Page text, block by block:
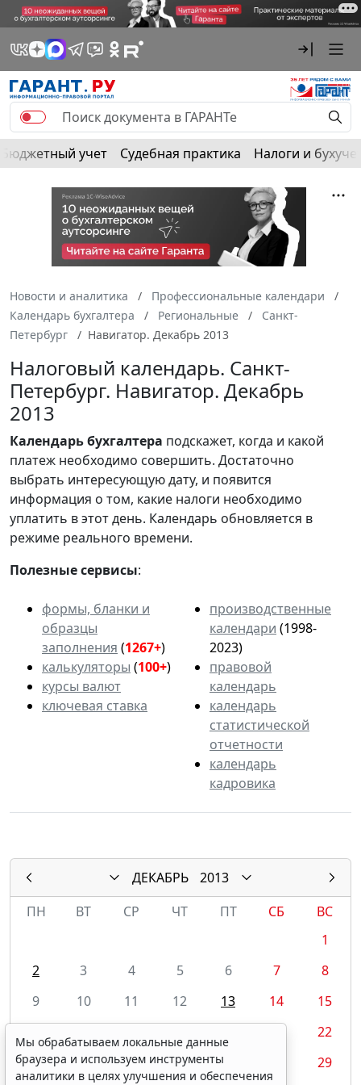
Бюджетный учет Судебная практика Налоги и
Новости и аналитика
Профессиональные календари
Календарь бухгалтера
Региональные
Санкт-
Петербург
Навигатор. Декабрь 2013
Налоговый календарь. Санкт-
Петербург. Навигатор. Декабрь
2013
Календарьбухгалтера подскажет, когда и какой
платеж необходимо совершить. Достаточно
выбрать интересующую дату, и появится
информация о том, какие налоги необходимо
уплатить в этот день. Календарь обновляется в
режиме реального времени.
Полезные сервисы:
формы, бланки и
образцы
заполнения (1267+)
калькуляторы (100+)
курсы валют
ключевая ставка
производственные
календари (1998-
2023)
правовой
календарь
календарь
статистической
отчетности
календарь
кадровика
ДЕКАБРЬ
2013
ПН
ВТ СР ЧТ ПТ СБ
ВС
1
2
3 4 5 6 7
8
9
10 11 12 13 14
15
22
23
24 25 26 27
29
Мы обрабатываем локальные данные
браузера и используем инструменты
аналитики в целях улучшения и обеспечения